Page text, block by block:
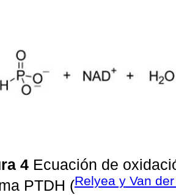
4 Ecuación de
PTDH (Relyea y Van